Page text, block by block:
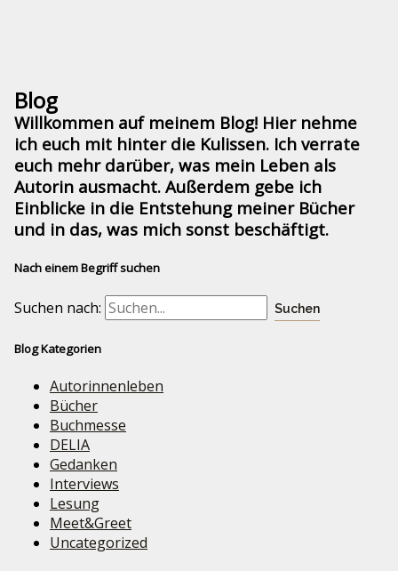
Blog
Willkommen auf meinem Blog! Hier nehme
ich euch mit hinter die Kulissen. Ich verrate
euch mehr darüber, was mein Leben als
Autorin ausmacht. Außerdem gebe ich
Einblicke in die Entstehung meiner Bücher
und in das, was mich sonst beschäftigt.
Nach einem Begriff suchen
Suchen nach:
Blog Kategorien
Autorinnenleben
Bücher
Buchmesse
DELIA
Gedanken
Interviews
Lesung
Meet&Greet
Uncategorized